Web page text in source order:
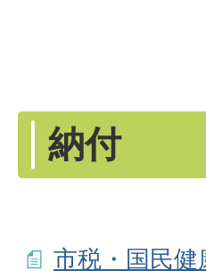
納付
市税・国民健